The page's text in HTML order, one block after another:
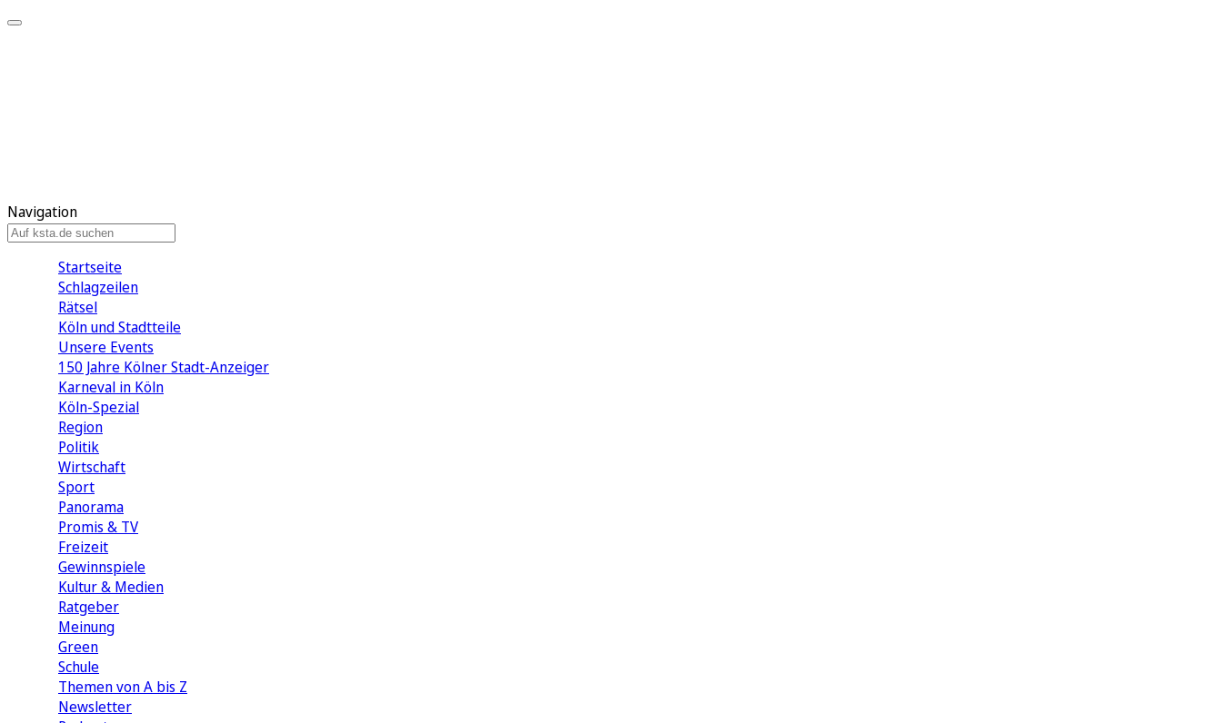
Navigation
Startseite
Schlagzeilen
Rätsel
Köln und Stadtteile
Unsere Events
150 Jahre Kölner Stadt-Anzeiger
Karneval in Köln
Köln-Spezial
Region
Politik
Wirtschaft
Sport
Panorama
Promis & TV
Freizeit
Gewinnspiele
Kultur & Medien
Ratgeber
Meinung
Green
Schule
Themen von A bis Z
Newsletter